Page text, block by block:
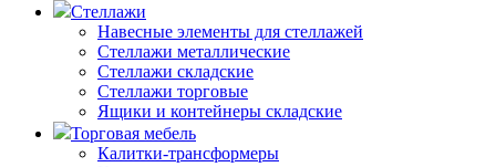
Стеллажи
Навесные элементы для стеллажей
Стеллажи металлические
Стеллажи складские
Стеллажи торговые
Ящики и контейнеры складские
Торговая мебель
Калитки-трансформеры